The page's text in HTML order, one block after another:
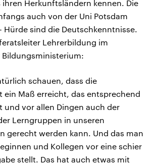
Herkunftsländern kennen. Die
auch von der Uni Potsdam
Hürde sind die Deutschkenntnisse.
Lehrerbildung im
Bildungsministerium:
schauen, dass die
ein Maß erreicht, das entsprechend
und vor allen Dingen auch der
Lerngruppen in unseren
gerecht werden kann. Und das man
und Kollegen vor eine schier
stellt. Das hat auch etwas mit